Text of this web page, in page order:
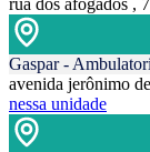
Gaspar -
avenida jerônimo
nessa unidade